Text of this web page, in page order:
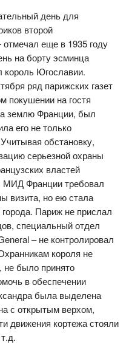
день для
второй
еще в 1935 году
на борту эсминца
Югославии.
ряд парижских газет
покушении на гостя
землю Франции, был
его не только
обстановку,
серьезной охраны
властей
МИД Франции требовал
визита, но ею стала
Париж не прислал
специальный отдел
– не контролировал
короля не
не было принято
в обеспечении
была выделена
с открытым верхом,
движения кортежа стояли